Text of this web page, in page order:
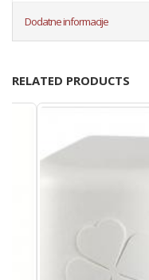
Dodatne informacije
RELATED PRODUCTS